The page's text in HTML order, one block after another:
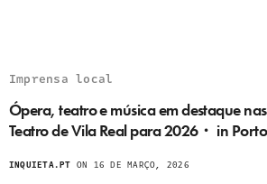
Imprensa local
Ópera, teatro e música em destaque
Teatro de Vila Real para 2026・ in
INQUIETA.PT ON 16 DE MARÇO, 2026